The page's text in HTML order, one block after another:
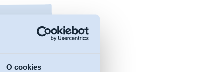
O cookies